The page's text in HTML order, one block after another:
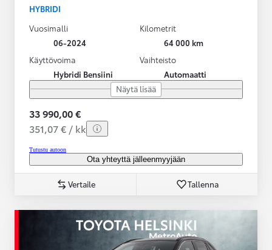
HYBRIDI
Vuosimalli
06-2024
Kilometrit
64 000 km
Käyttövoima
Hybridi Bensiini
Vaihteisto
Automaatti
Näytä lisää
33 990,00 €
351,07 € / kk
Tutustu autoon
Ota yhteyttä jälleenmyyjään
Vertaile Tallenna